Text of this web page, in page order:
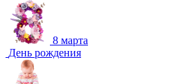
8 марта
День рождения